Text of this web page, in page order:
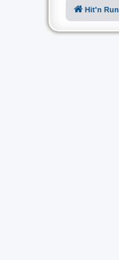
Hit'n Run